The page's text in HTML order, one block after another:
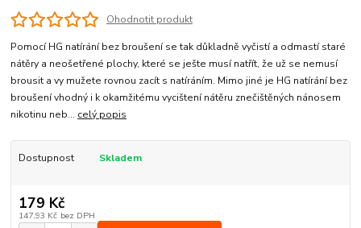
Ohodnotit produkt
Pomocí HG natírání bez broušení se tak důkladně vyčistí a odmastí staré
nátěry a neošetřené plochy, které se ješte musí natřít, že už se nemusí
brousit a vy mužete rovnou zacít s natíráním. Mimo jiné je HG natírání bez
broušení vhodný i k okamžitému vycištení nátěru znečištěných nánosem
nikotinu neb... celý popis
Dostupnost Skladem
179 Kč
147,93 Kč bez DPH